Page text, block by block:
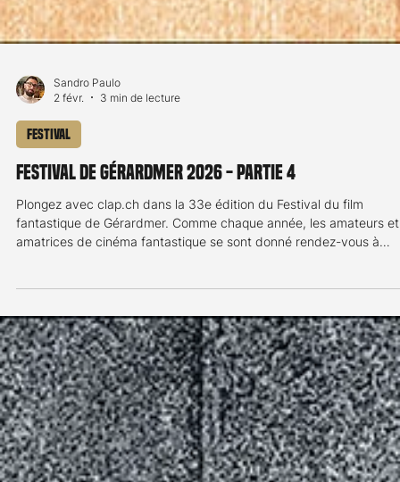
Sandro Paulo
Festival
Festival de Gérardmer 2026 - partie 4
Plongez avec clap.ch dans la 33e édition du Festival du film
fantastique de Gérardmer. Comme chaque année, les amateurs et
amatrices de cinéma fantastique se sont donné rendez-vous à
Gérardmer pour une nouvelle édition d'un festival désormais
incontournable pour les fans de films de genre. C'est déjà la fin du
festival, l'heure est venue pour l'auteur de ces lignes de vous
des derniers films visionnés mais surtout de vous faire découvrir